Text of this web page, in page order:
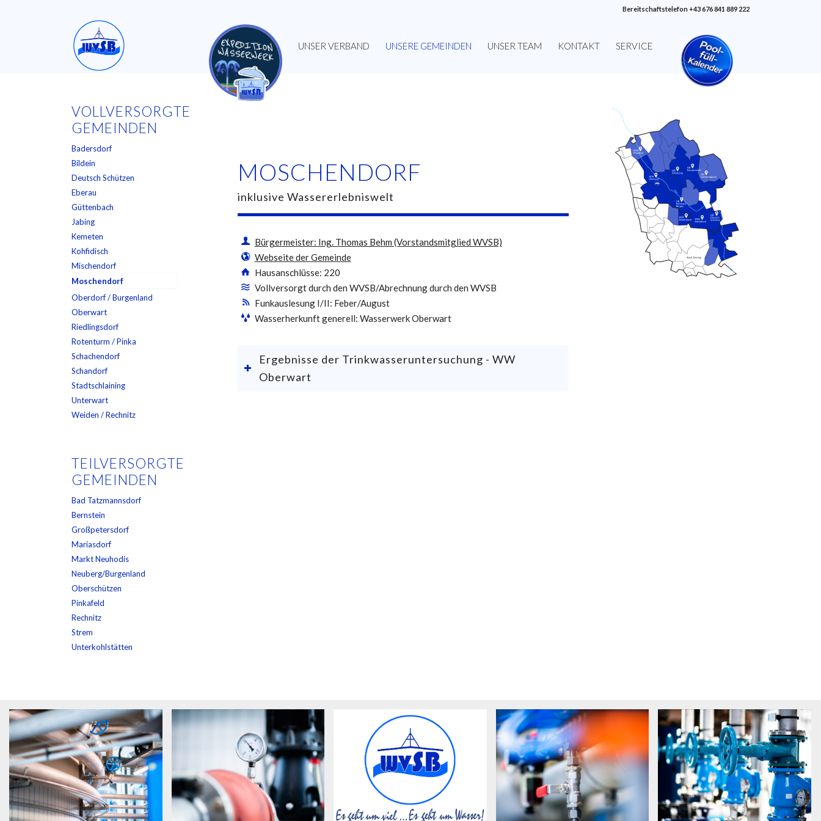
Bereitschaftstelefon +43 676 841 889 222
UNSER VERBAND UNSERE GEMEINDEN UNSER TEAM KONTAKT SERVICE
MOSCHENDORF
inklusive Wassererlebniswelt
Bürgermeister: Ing. Thomas Behm (Vorstandsmitglied WVSB)
Webseite der Gemeinde
Hausanschlüsse: 220
Vollversorgt durch den WVSB/Abrechnung durch den WVSB
Funkauslesung I/II: Feber/August
Wasserherkunft generell: Wasserwerk Oberwart
Ergebnisse der Trinkwasseruntersuchung - WW
Oberwart
VOLLVERSORGTE
GEMEINDEN
Badersdorf
Bildein
Deutsch Schützen
Eberau
Güttenbach
Jabing
Kemeten
Kohfidisch
Mischendorf
Moschendorf
Oberdorf / Burgenland
Oberwart
Riedlingsdorf
Rotenturm / Pinka
Schachendorf
Schandorf
Stadtschlaining
Unterwart
Weiden / Rechnitz
TEILVERSORGTE
GEMEINDEN
Bad Tatzmannsdorf
Bernstein
Großpetersdorf
Mariasdorf
Markt Neuhodis
Neuberg/Burgenland
Oberschützen
Pinkafeld
Rechnitz
Strem
Unterkohlstätten